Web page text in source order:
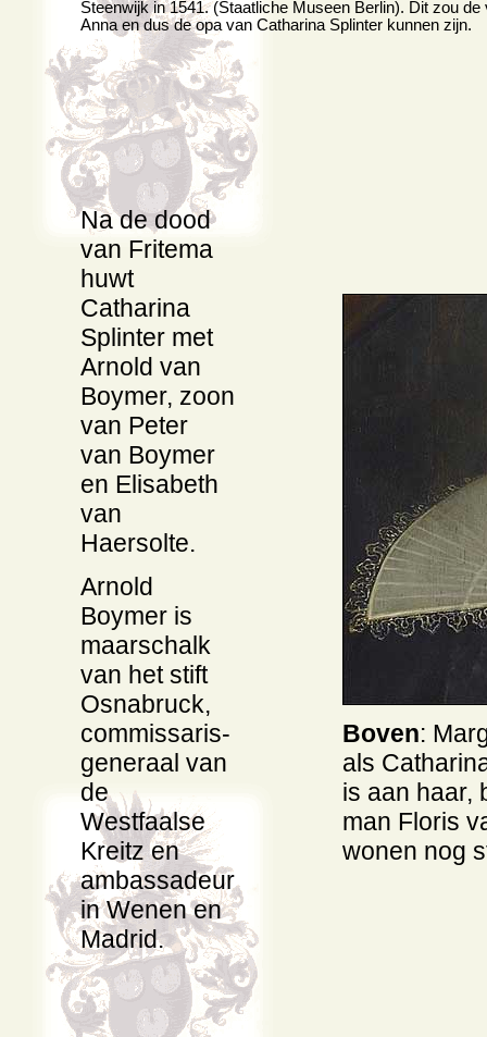
Steenwijk in 1541. (Staatliche Museen Berlin). Dit zou de
Anna en dus de opa van Catharina Splinter kunnen zijn.
Na de dood
van Fritema
huwt
Catharina
Splinter met
Arnold van
Boymer, zoon
van Peter
van Boymer
en Elisabeth
van
Haersolte.
Arnold
Boymer is
maarschalk
van het stift
Osnabruck,
commissaris-
generaal van
de
Westfaalse
Kreitz en
ambassadeur
in Wenen en
Madrid.
Boven:
als
is aan haar,
man Floris
wonen nog